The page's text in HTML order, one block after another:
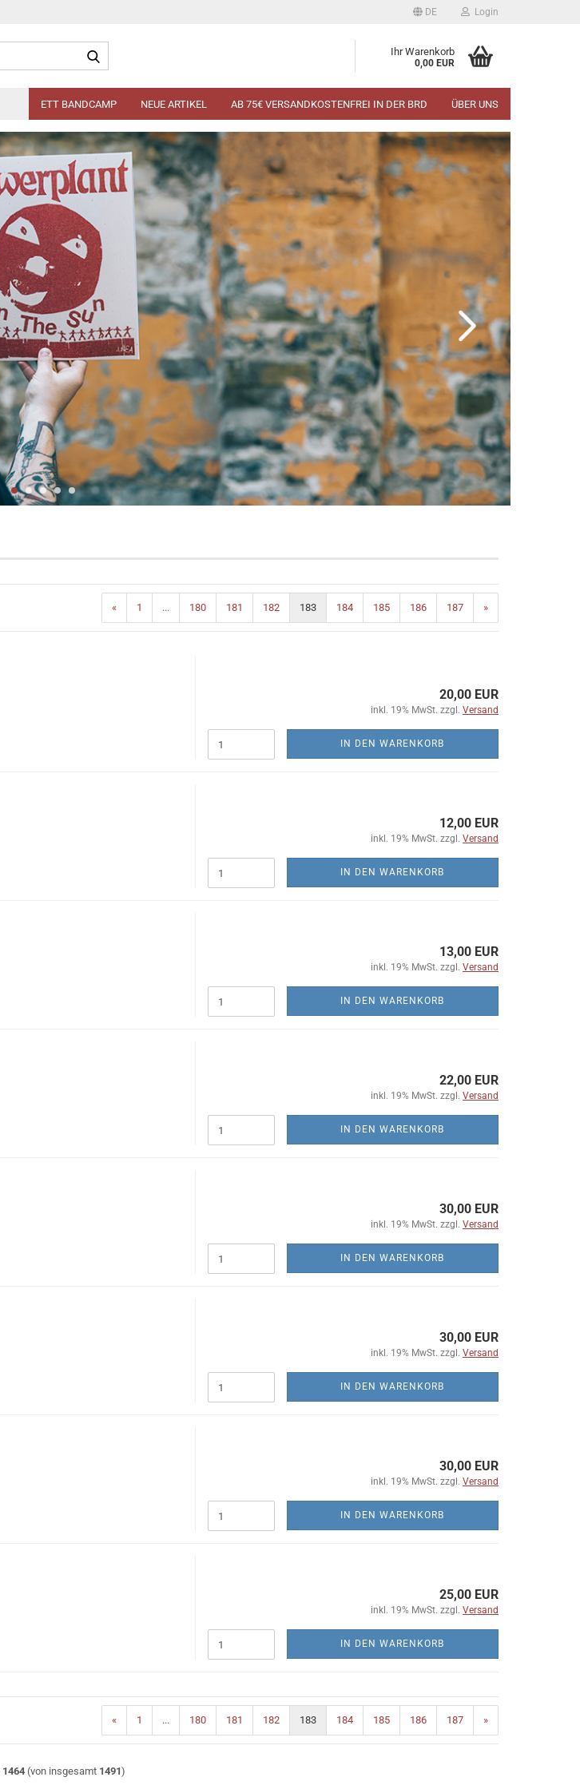
DE Login
Ihr Warenkorb
0,00 EUR
ETT BANDCAMP NEUE ARTIKEL AB 75€ VERSANDKOSTENFREI IN DER BRD ÜBER UNS
« 1 ... 180 181 182 183 184 185 186 187 »
20,00 EUR
inkl. 19% MwSt. zzgl. Versand
IN DEN WARENKORB
12,00 EUR
inkl. 19% MwSt. zzgl. Versand
IN DEN WARENKORB
13,00 EUR
inkl. 19% MwSt. zzgl. Versand
IN DEN WARENKORB
22,00 EUR
inkl. 19% MwSt. zzgl. Versand
IN DEN WARENKORB
30,00 EUR
inkl. 19% MwSt. zzgl. Versand
IN DEN WARENKORB
30,00 EUR
inkl. 19% MwSt. zzgl. Versand
IN DEN WARENKORB
30,00 EUR
inkl. 19% MwSt. zzgl. Versand
IN DEN WARENKORB
25,00 EUR
inkl. 19% MwSt. zzgl. Versand
IN DEN WARENKORB
« 1 ... 180 181 182 183 184 185 186 187 »
1464(von insgesamt 1491)